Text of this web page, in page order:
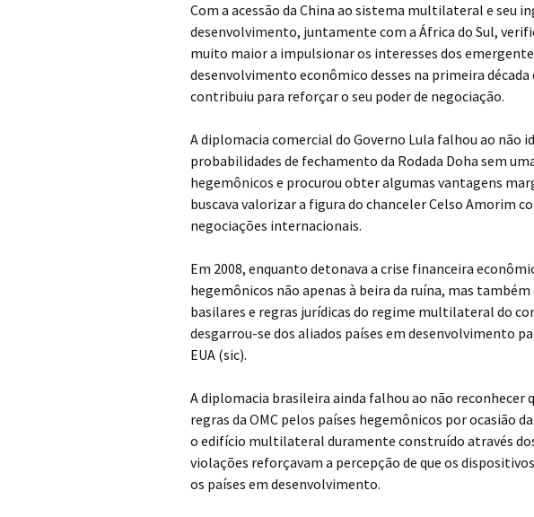
Com a acessão da China ao sistema multilateral e seu
desenvolvimento, juntamente com a África do Sul,
muito maior a impulsionar os interesses dos
desenvolvimento econômico desses na primeira década
contribuiu para reforçar o seu poder de negociação.
A diplomacia comercial do Governo Lula falhou ao não
probabilidades de fechamento da Rodada Doha sem
hegemônicos e procurou obter algumas vantagens
buscava valorizar a figura do chanceler Celso Amorim
negociações internacionais.
Em 2008, enquanto detonava a crise financeira
hegemônicos não apenas à beira da ruína, mas
basilares e regras jurídicas do regime multilateral do
desgarrou-se dos aliados países em desenvolvimento
EUA (sic).
A diplomacia brasileira ainda falhou ao não reconhecer
regras da OMC pelos países hegemônicos por ocasião
o edifício multilateral duramente construído através
violações reforçavam a percepção de que os
os países em desenvolvimento.